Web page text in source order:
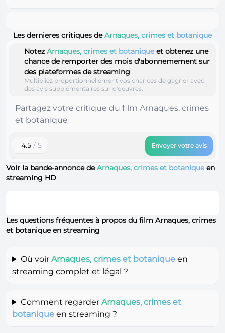
Les dernieres critiques deArnaques, crimes et botanique
NotezArnaques, crimes et botanique et obtenez une
chance de remporter des mois d'abonnemement sur
des plateformes de streaming
Multipliez proportionnellement vos chances de gagner avec
des avis supplémentaires sur d'oeuvres.
4.5 / 5 Envoyer votre avis
Voir la bande-annonce deArnaques, crimes et botanique en
streaming HD
Les questions fréquentes à propos du film Arnaques, crimes
et botanique en streaming
Où voir Arnaques, crimes et botaniqueen
streaming complet et légal ?
Comment regarder Arnaques, crimes et
botanique en streaming ?